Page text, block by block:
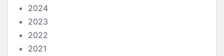
2024
2023
2022
2021